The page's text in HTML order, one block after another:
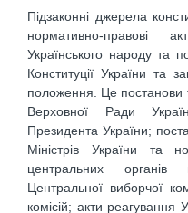
Підзаконні джерела
нормативно-
Українського народу та
Конституції України та
положення. Це постанови
Верховної Ради
Президента України;
Міністрів України та
центральних органів
Центральної виборчої
комісій; акти